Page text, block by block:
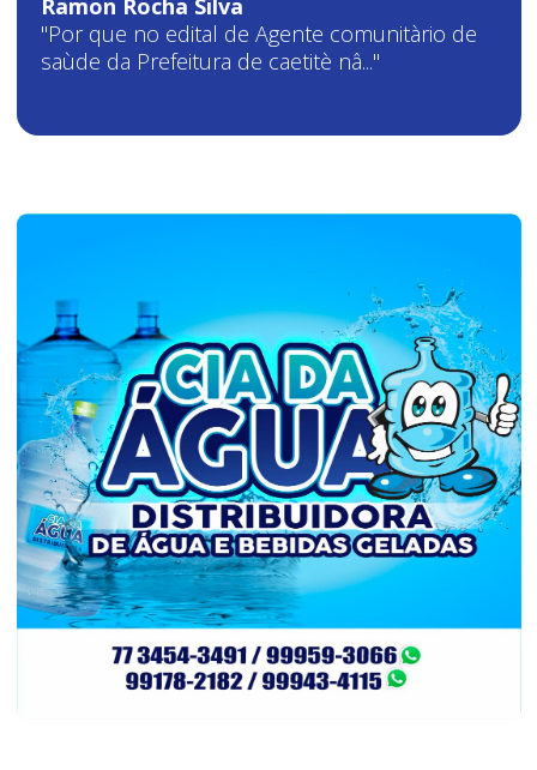
Ramon Rocha Silva
"Por que no edital de Agente comunitàrio de
saùde da Prefeitura de caetitè nâ..."